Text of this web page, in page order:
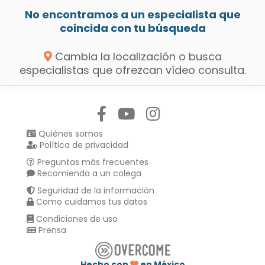
No encontramos a un especialista que
coincida con tu búsqueda
Cambia la localización o busca
especialistas que ofrezcan vídeo consulta.
Quiénes somos
Política de privacidad
Preguntas más frecuentes
Recomienda a un colega
Seguridad de la información
Como cuidamos tus datos
Condiciones de uso
Prensa